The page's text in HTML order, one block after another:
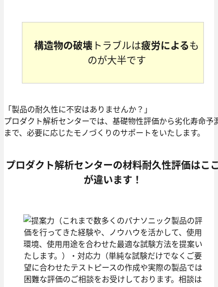
構造物の破壊 トラブルは疲労によるも
のが大半です
「製品の耐久性に不安はありませんか？」
プロダクト解析センターでは、基礎物性評価から劣化寿命予
まで、必要に応じたモノづくりのサポートをいたします。
プロダクト解析センターの材料耐久性評価はこ
が違います！